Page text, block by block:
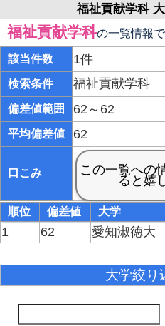
福祉貢献学科
福祉貢献学科の一覧情報で
該当件数 1件
検索条件 福祉貢献学科
偏差値範囲 62～62
平均偏差値 62
口こみ
順位 偏差値 大学
1 62 愛知淑徳大
大学絞り